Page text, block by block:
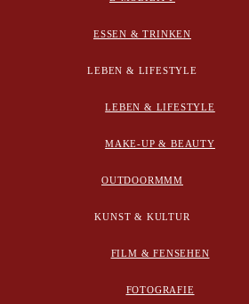
ESSEN & TRINKEN
LEBEN & LIFESTYLE
LEBEN & LIFESTYLE
MAKE-UP & BEAUTY
OUTDOORMMM
KUNST & KULTUR
FILM & FENSEHEN
FOTOGRAFIE